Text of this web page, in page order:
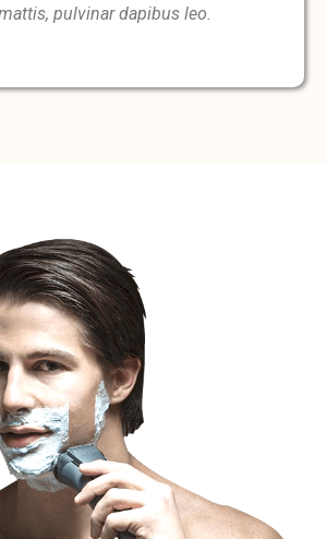
pulvinar dapibus leo.